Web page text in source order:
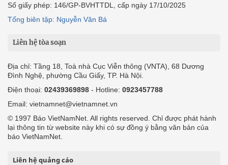
Số giấy phép: 146/GP-BVHTTDL, cấp ngày 17/10/2025
Tổng biên tập: Nguyễn Văn Bá
Liên hệ tòa soạn
Địa chỉ: Tầng 18, Toà nhà Cục Viễn thông (VNTA), 68 Dương
Đình Nghệ, phường Cầu Giấy, TP. Hà Nội.
Điện thoại: 02439369898 - Hotline: 0923457788
Email: vietnamnet@vietnamnet.vn
© 1997 Báo VietNamNet. All rights reserved. Chỉ được phát hành
lại thông tin từ website này khi có sự đồng ý bằng văn bản của
báo VietNamNet.
Liên hệ quảng cáo